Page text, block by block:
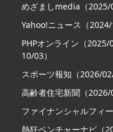
めざましmedia（2025/
Yahoo!ニュース（
PHPオンライン（
10/03）
スポーツ報知（2026/02/
高齢者住宅新聞（2026/
ファイナンシャルフィ
熱狂ベンチャーナビ（